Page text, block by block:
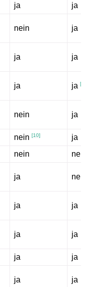
ja
ja
nein ja
ja ja
ja ja [
nein ja
nein [10]
ja
nein
nein
ja nein
ja ja
ja ja
ja
ja
ja ja